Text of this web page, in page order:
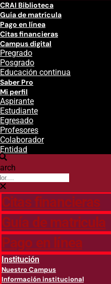
CRAI Biblioteca
Guía de matrícula
Pago en línea
Citas financieras
Campus digital
Pregrado
Posgrado
Educación continua
Saber Pro
Mi perfil
Aspirante
Estudiante
Egresado
Profesores
Colaborador
Entidad
Citas financieras
Guía de matricula
Pago en línea
Institución
Nuestro Campus
Información institucional